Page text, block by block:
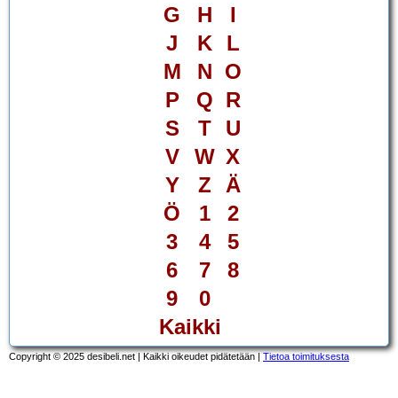
G
H
I
J
K
L
M
N O
P
Q R
S
T
U
V
W X
Y
Z
Ä
Ö
1
2
3
4
5
6
7
8
9
0
Kaikki
Copyright © 2025 desibeli.net | Kaikki oikeudet pidätetään | Tietoa toimituksesta